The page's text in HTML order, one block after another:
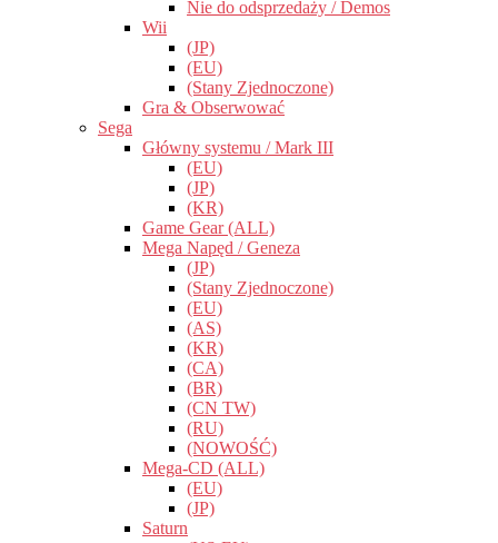
Nie do odsprzedaży / Demos
Wii
(JP)
(EU)
(Stany Zjednoczone)
Gra & Obserwować
Sega
Główny systemu / Mark III
(EU)
(JP)
(KR)
Game Gear (ALL)
Mega Napęd / Geneza
(JP)
(Stany Zjednoczone)
(EU)
(AS)
(KR)
(CA)
(BR)
(CN TW)
(RU)
(NOWOŚĆ)
Mega-CD (ALL)
(EU)
(JP)
Saturn